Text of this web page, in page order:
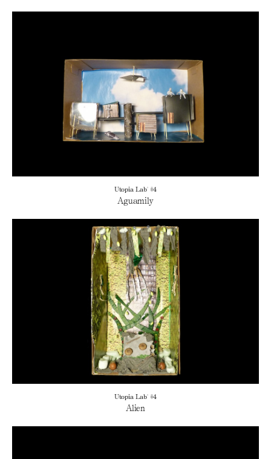
Utopia Lab' #4
Aguamily
Utopia Lab' #4
Alien